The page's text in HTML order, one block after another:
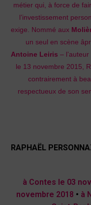
métier qui, à force de
l’investissement
exige. Nommé aux
un seul en scène
Antoine Leiris –
le 13 novembre 2015,
contrairement à
respectueux de son
RAPHAËL
à Contes le 03
novembre 2018 • à